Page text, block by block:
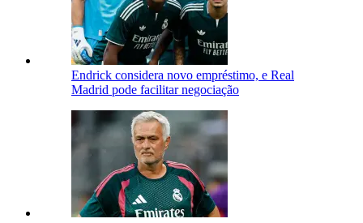
Endrick considera novo empréstimo, e Real
Madrid pode facilitar negociação